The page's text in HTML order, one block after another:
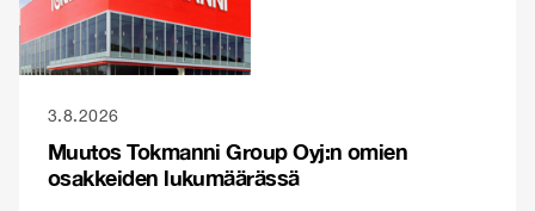
3.8.2026
Muutos Tokmanni Group Oyj:n omien
osakkeiden lukumäärässä